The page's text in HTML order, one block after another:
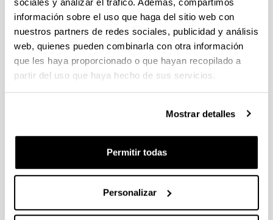
información sobre el uso que haga del sitio web con
nuestros partners de redes sociales, publicidad y análisis
web, quienes pueden combinarla con otra información
que les haya proporcionado o que hayan recopilado a
partir del uso que haya hecho de sus servicios.
Mostrar detalles
Permitir todas
Personalizar
Fundación BBVA: Becas Leonardo a investigadores y
creadores culturales 2020
Plazo presentación de solicitudes: hasta 16 de abril de 2020 a
las 19:00
Fundación Ramón Areces: Ayudas a la Investigación en
Ciencias de la Vida y de la Materia 2020
Plazo de presentación de las solicitudes: Hasta el 30 de junio
PáginaPáginas intermedias Use TAB para desplazarse.
PáginaPáginaPáginaPáginaPágina
Noticias